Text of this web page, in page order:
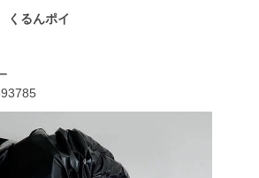
るんポイ